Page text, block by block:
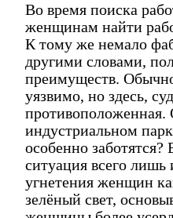
Во время поиска
женщинам найти
К тому же немало
другими словами,
преимуществ.
уязвимо, но здесь,
противоположенная.
индустриальном
особенно
ситуация всего
угнетения женщин
зелёный свет,